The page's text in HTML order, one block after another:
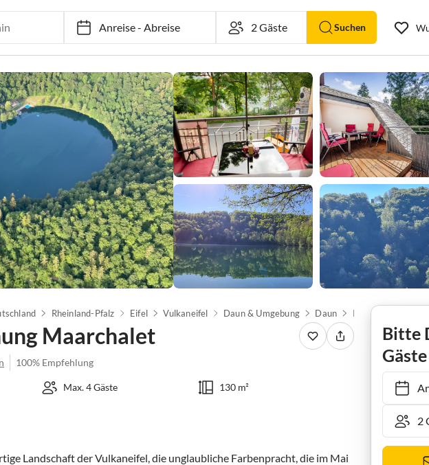
Anreise-Abreise Suchen
Rheinland-Pfalz Eifel Vulkaneifel Daun & Umgebung Daun Ferienwohnung
Maarchalet
100% Empfehlung
Max. 4 Gäste 130 m²
Landschaft der Vulkaneifel, die unglaubliche Farbenpracht, die im Mai
Bitte